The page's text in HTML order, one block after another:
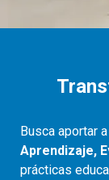
Busca aportar
Aprendizaje,
prácticas